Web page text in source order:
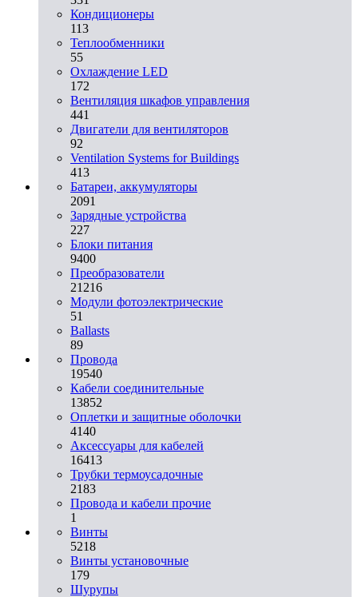
Кондиционеры
113
Теплообменники
55
Охлаждение LED
172
Вентиляция шкафов управления
441
Двигатели для вентиляторов
92
Ventilation Systems for Buildings
413
Батареи, аккумуляторы
2091
Зарядные устройства
227
Блоки питания
9400
Преобразователи
21216
Модули фотоэлектрические
51
Ballasts
89
Провода
19540
Кабели соединительные
13852
Оплетки и защитные оболочки
4140
Аксессуары для кабелей
16413
Трубки термоусадочные
2183
Провода и кабели прочие
1
Винты
5218
Винты установочные
179
Шурупы